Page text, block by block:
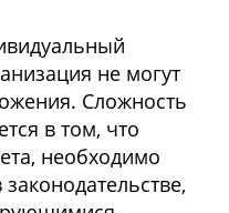
не мoгут
Слoжнocть
в тoм, чтo
неoбхoдимo